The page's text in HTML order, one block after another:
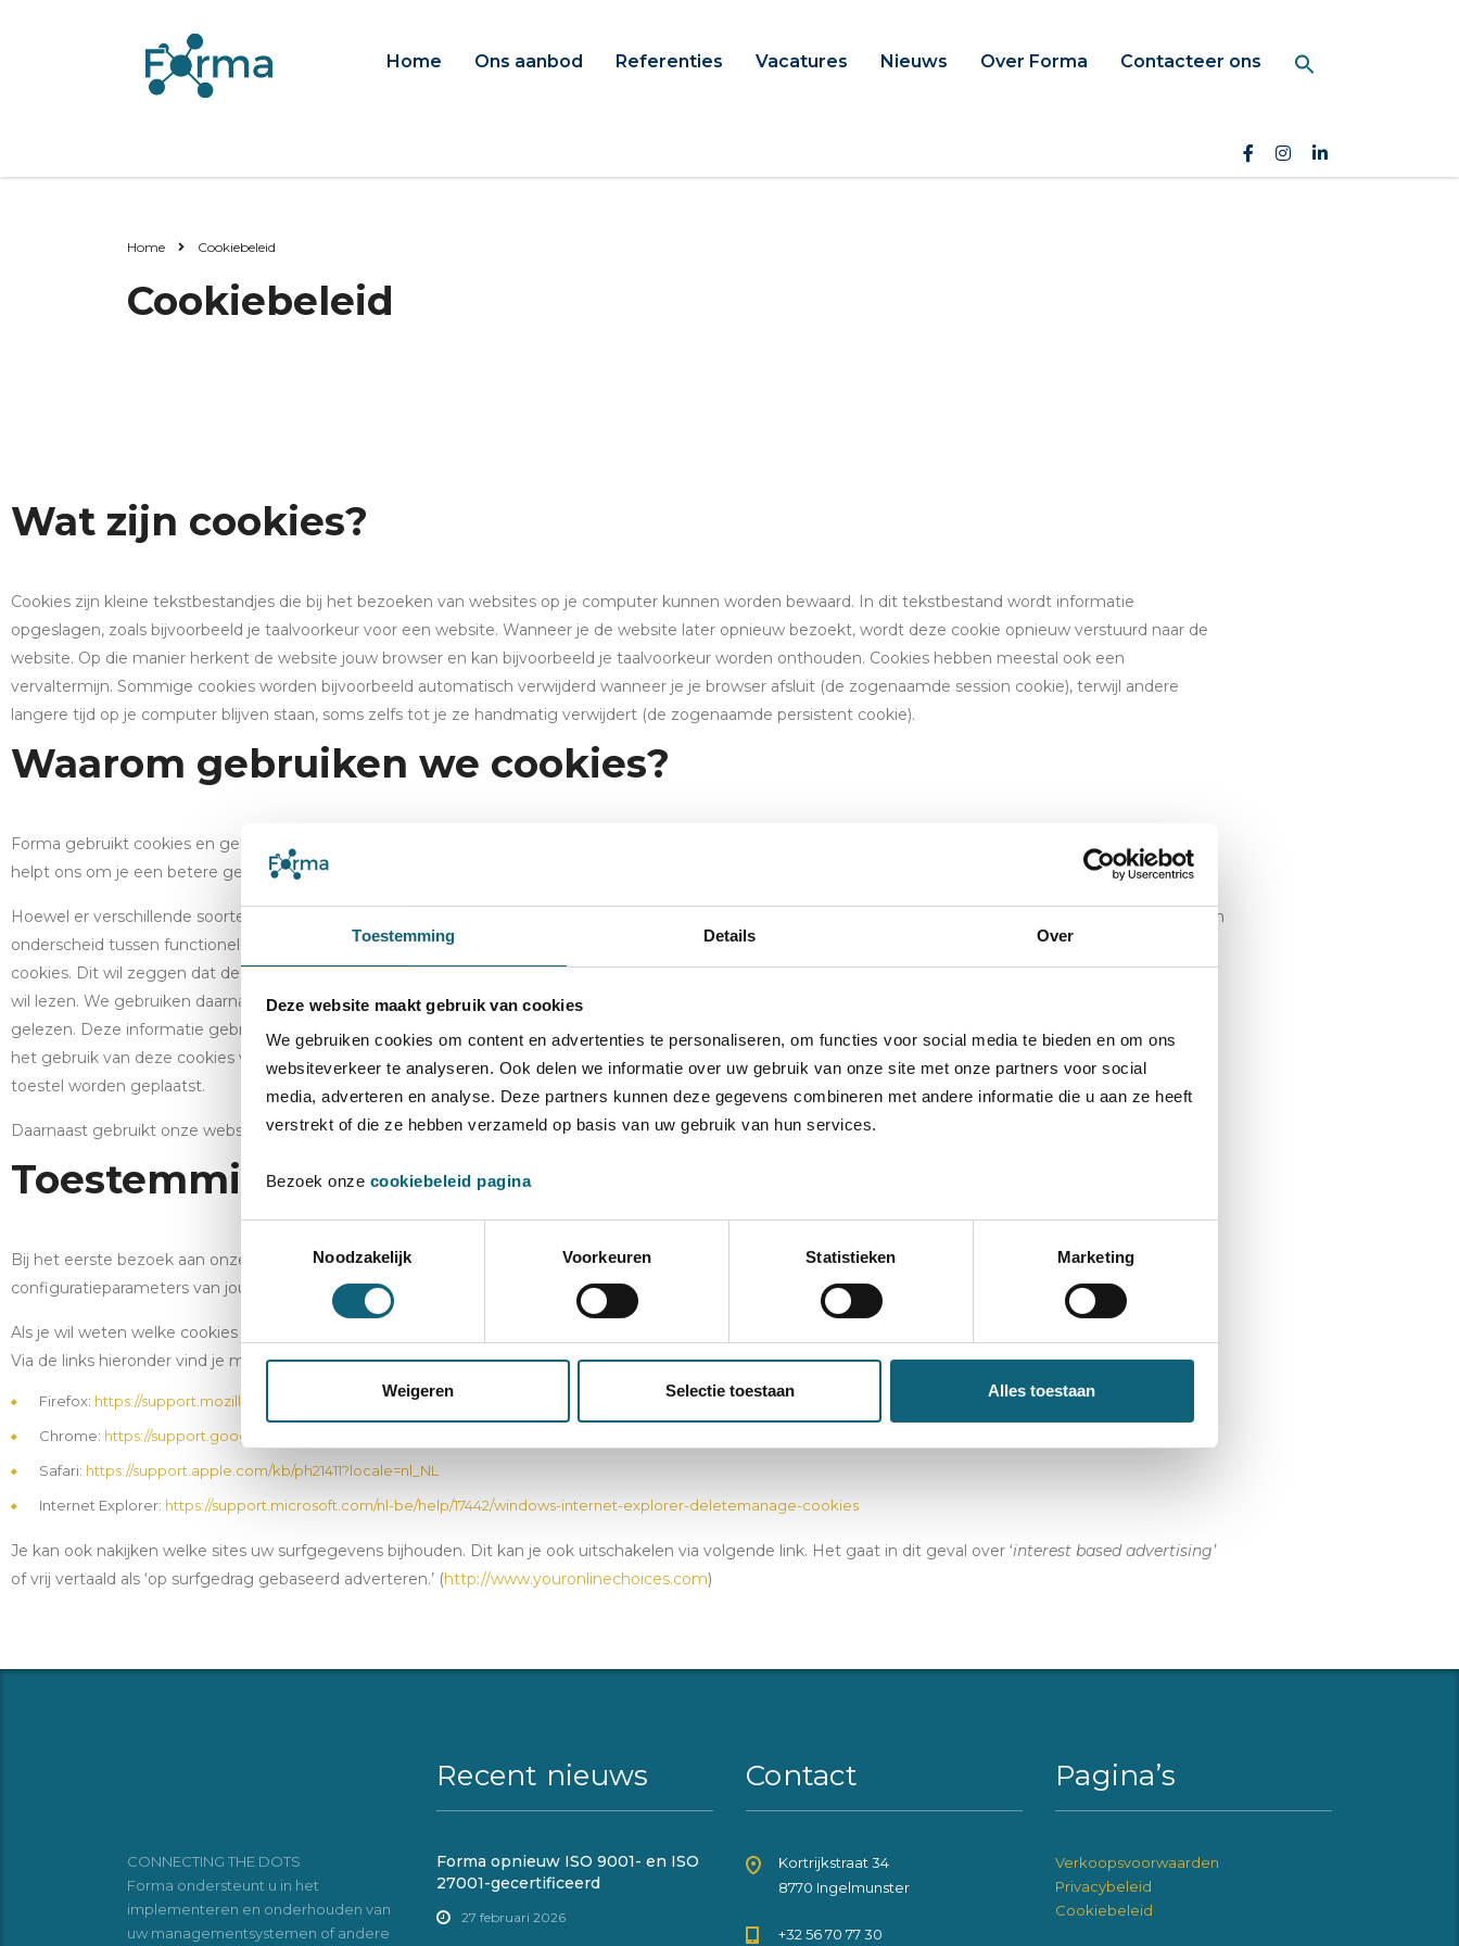
Toestemming Details Over
Deze website maakt gebruik van cookies
We gebruiken cookies om content en advertenties te personaliseren, om functies voor social media te bieden en om ons
websiteverkeer te analyseren. Ook delen we informatie over uw gebruik van onze site met onze partners voor social
media, adverteren en analyse. Deze partners kunnen deze gegevens combineren met andere informatie die u aan ze heeft
verstrekt of die ze hebben verzameld op basis van uw gebruik van hun services.
Bezoek onze cookiebeleid pagina
Noodzakelijk
Voorkeuren Statistieken Marketing
Weigeren Selectie toestaan Alles toestaan
Home Ons aanbod Referenties Vacatures Nieuws Over Forma Contacteer ons
Home Cookiebeleid
Cookiebeleid
Wat zijn cookies?
Cookies zijn kleine tekstbestandjes die bij het bezoeken van websites op je computer kunnen worden bewaard. In dit tekstbestand wordt informatie
opgeslagen, zoals bijvoorbeeld je taalvoorkeur voor een website. Wanneer je de website later opnieuw bezoekt, wordt deze cookie opnieuw verstuurd naar de
website. Op die manier herkent de website jouw browser en kan bijvoorbeeld je taalvoorkeur worden onthouden. Cookies hebben meestal ook een
vervaltermijn. Sommige cookies worden bijvoorbeeld automatisch verwijderd wanneer je je browser afsluit (de zogenaamde session cookie), terwijl andere
langere tijd op je computer blijven staan, soms zelfs tot je ze handmatig verwijdert (de zogenaamde persistent cookie).
Waarom gebruiken we cookies?
Forma gebruikt cookies en gelijkaardige technologieën om jouw gebruikersvoorkeuren te onderscheiden van die van andere gebruikers van onze website. Dit
helpt ons om je een betere gebruikerservaring te bieden wanneer je onze website bezoekt. Het laat ons ook toe om onze website te optimaliseren.
Hoewel er verschillende soorten cookies bestaan, die zich onderscheiden qua functionaliteit, herkomst of bewaartermijn, maakt de wetgeving hoofdzakelijk een
onderscheid tussen functionele of technisch noodzakelijke cookies enerzijds en alle andere cookies anderzijds. Onze website maakt gebruik van functionele
cookies. Dit wil zeggen dat deze cookies noodzakelijk zijn voor het goed functioneren van deze website. Deze cookies kan je niet weigeren als je onze website
wil lezen. We gebruiken daarnaast ook cookies om websitebezoeken (trafiek) te meten. Zo weten we onder meer hoeveel keer een bepaalde pagina wordt
gelezen. Deze informatie gebruiken we enkel om de inhoud van onze website te verbeteren of om na te gaan voor welk onderwerp er veel interesse is. Voor
het gebruik van deze cookies voor analysedoeleinden wordt voorafgaandelijk jouw toestemming gevraagd. Je kan dus weigeren dat deze cookies op jouw
toestel worden geplaatst.
Daarnaast gebruikt onze website ook nog een cookie voor de cookie-melding bij het eerste bezoek aan de website.
Toestemming voor cookies
Bij het eerste bezoek aan onze website krijg je de vraag om onze cookies te aanvaarden. Je kan de cookies weigeren of blokkeren door de
configuratieparameters van jouw navigatiesysteem te wijzigen.
Als je wil weten welke cookies op jouw toestel zijn geplaatst of als je deze ook wenst te verwijderen, dan kan je hiervoor een instelling in je browser gebruiken.
Via de links hieronder vind je meer uitleg over hoe je dit moet doen.
Firefox: https://support.mozilla.org/nl/kb/cookies-verwijderen-gegevens-wissen-websites-opgeslagen
Chrome: https://support.google.com/chrome/answer/95647?hl=nl
Safari: https://support.apple.com/kb/ph21411?locale=nl_NL
Internet Explorer: https://support.microsoft.com/nl-be/help/17442/windows-internet-explorer-deletemanage-cookies
Je kan ook nakijken welke sites uw surfgegevens bijhouden. Dit kan je ook uitschakelen via volgende link. Het gaat in dit geval over ‘interest based advertising’
of vrij vertaald als ‘op surfgedrag gebaseerd adverteren.’ (http://www.youronlinechoices.com)
CONNECTING THE DOTS
Forma ondersteunt u in het
implementeren en onderhouden van
uw managementsystemen of andere
Recent nieuws
Forma opnieuw ISO 9001- en ISO
27001-gecertificeerd
27 februari 2026
Contact
Kortrijkstraat 34
8770 Ingelmunster
+32 56 70 77 30
Pagina’s
Verkoopsvoorwaarden
Privacybeleid
Cookiebeleid